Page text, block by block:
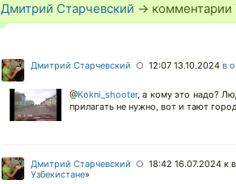
Дмитрий Старчевский → комментарии
Дмитрий Старчевский ○ 12:07 13.10.2024 в
@Kokni_shooter, а кому это надо?
прилагать не нужно, вот и тают
Дмитрий Старчевский ○ 18:42 16.07.2024 к
Узбекистане»